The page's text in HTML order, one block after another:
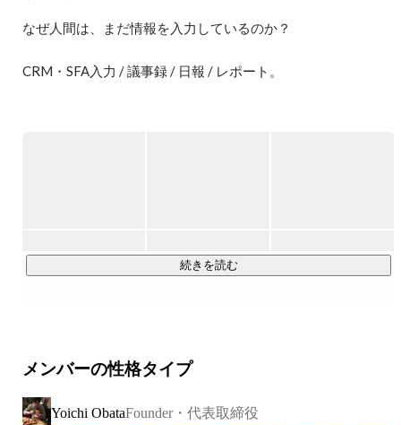
なぜ人間は、まだ情報を入力しているのか？
CRM・SFA入力 / 議事録 / 日報 / レポート。
しかし企業では、その会話のほとんどが
・記録されない
続きを読む
メンバーの性格タイプ
Yoichi ObataFounder・代表取締役